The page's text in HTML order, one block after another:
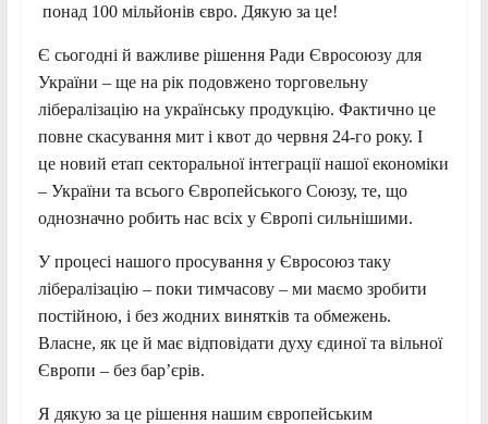
понад 100 мільйонів євро. Дякую за це!
Є сьогодні й важливе рішення Ради Євросоюзу для
України – ще на рік подовжено торговельну
лібералізацію на українську продукцію. Фактично це
повне скасування мит і квот до червня 24-го року. І
це новий етап секторальної інтеграції нашої економіки
– України та всього Європейського Союзу, те, що
однозначно робить нас всіх у Європі сильнішими.
У процесі нашого просування у Євросоюз таку
лібералізацію – поки тимчасову – ми маємо зробити
постійною, і без жодних винятків та обмежень.
Власне, як це й має відповідати духу єдиної та вільної
Європи – без бар’єрів.
Я дякую за це рішення нашим європейським